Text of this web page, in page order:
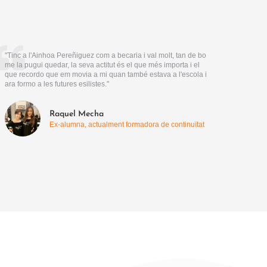
"Tinc a l'Ainhoa Pereñiguez com a becaria i val molt, tan de bo
me la pugui quedar, la seva actitut és el que més importa i el
que recordo que em movia a mi quan també estava a l'escola i
ara formo a les futures esilistes."
Raquel Mecha
Ex-alumna, actualment formadora de continuïtat